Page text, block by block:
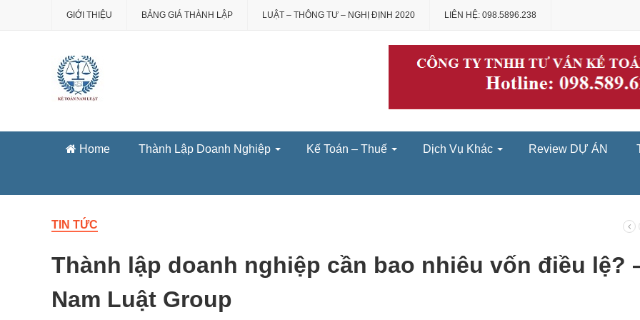
GIỚI THIỆU BẢNG GIÁ THÀNH LẬP LUẬT – THÔNG TƯ – NGHỊ ĐỊNH 2020 LIÊN HỆ: 098.5896.238
Home Thành Lập Doanh Nghiệp Kế Toán – Thuế Dịch Vụ Khác Review DỰ ÁN
TIN TỨC
Thành lập doanh nghiệp cần bao nhiêu vốn điều lệ?
Nam Luật Group